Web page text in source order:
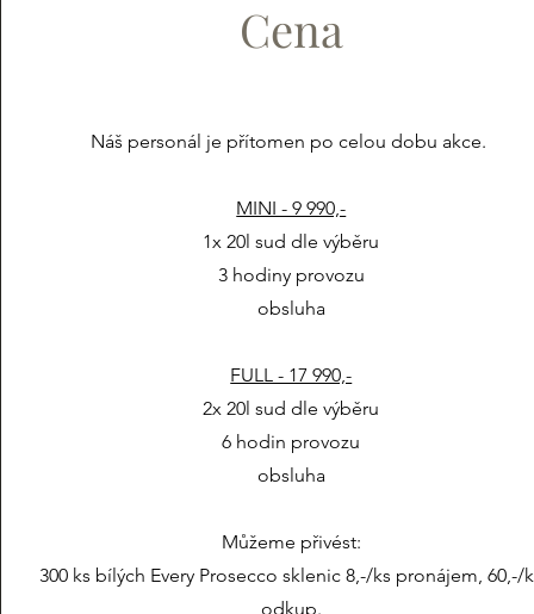
Cena
Náš personál je přítomen po celou dobu akce.
MINI - 9 990,-
1x 20l sud dle výběru
3 hodiny provozu
obsluha
FULL - 17 990,-
2x 20l sud dle výběru
6 hodin provozu
obsluha
Můžeme přivést:
300 ks bílých Every Prosecco sklenic 8,-/ks pronájem, 60,-/
odkup.